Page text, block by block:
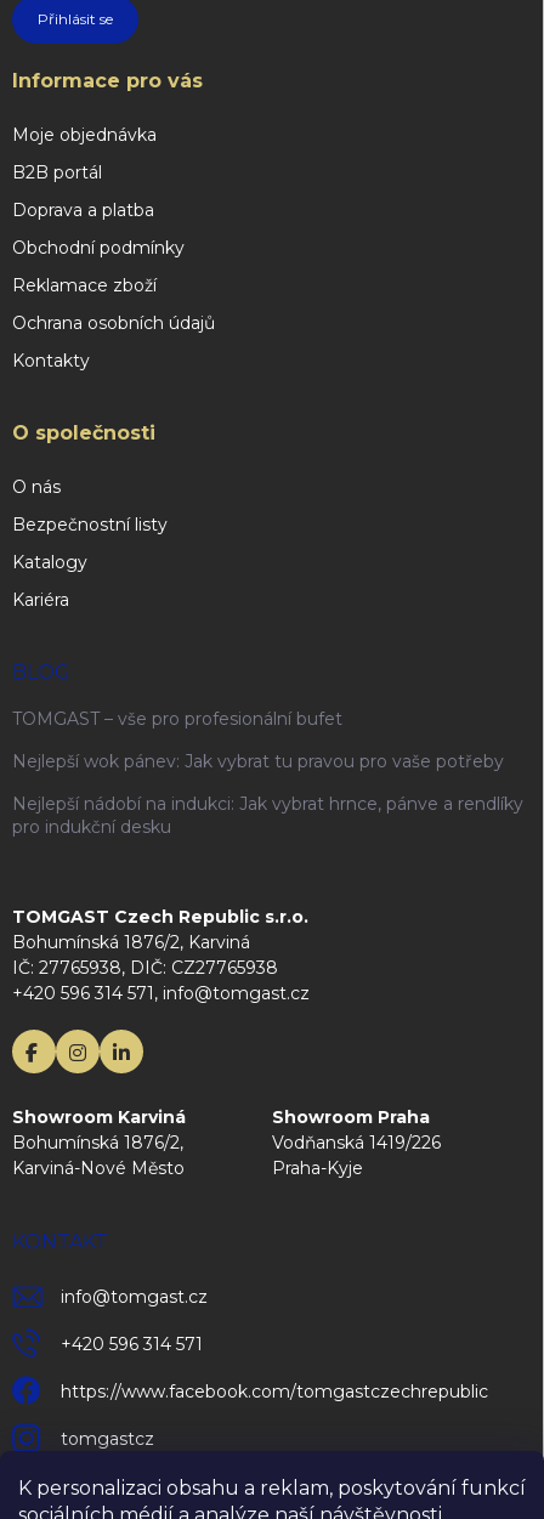
K personalizaci obsahu a reklam, poskytování funkcí
Přihlásit se
Informace pro vás
Moje objednávka
B2B portál
Doprava a platba
Obchodní podmínky
Reklamace zboží
Ochrana osobních údajů
Kontakty
O společnosti
O nás
Bezpečnostní listy
Katalogy
Kariéra
BLOG
TOMGAST – vše pro profesionální bufet
Nejlepší wok pánev: Jak vybrat tu pravou pro vaše potřeby
Nejlepší nádobí na indukci: Jak vybrat hrnce, pánve a rendlíky
pro indukční desku
TOMGAST Czech Republic s.r.o.
Bohumínská 1876/2, Karviná
IČ: 27765938, DIČ: CZ27765938
+420 596 314 571, info@tomgast.cz
Showroom Karviná
Bohumínská 1876/2,
Karviná-Nové Město
Showroom Praha
Vodňanská 1419/226
Praha-Kyje
KONTAKT
info@tomgast.cz
+420 596 314 571
https://www.facebook.com/tomgastczechrepublic
tomgastcz